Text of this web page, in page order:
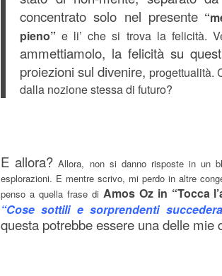
concentrato solo nel presente
pieno” e li’ che si trova la felicità.
ammettiamolo, la felicità su
proiezioni sul divenire, progettualità.
dalla nozione stessa di futuro?
E allora? Allora, non si danno risposte in un
esplorazioni. E mentre scrivo, mi perdo in altre
penso a quella frase di Amos Oz in “Tocca
“Cose sottili e sorprendenti
questa potrebbe essere una delle mie